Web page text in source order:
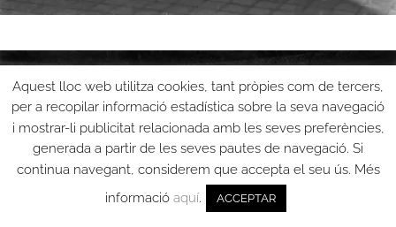
Aquest lloc web utilitza cookies, tant pròpies com de tercers,
per a recopilar informació estadística sobre la seva navegació
i mostrar-li publicitat relacionada amb les seves preferències,
generada a partir de les seves pautes de navegació. Si
continua navegant, considerem que accepta el seu ús. Més
informació aquí. ACCEPTAR